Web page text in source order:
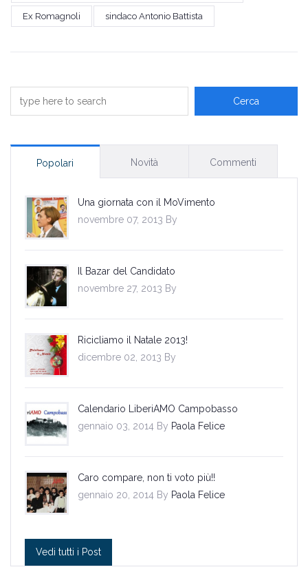
Ex Romagnoli sindaco Antonio Battista
Popolari Novità Commenti
Una giornata con il MoVimento
novembre 07, 2013 By
Il Bazar del Candidato
novembre 27, 2013 By
Ricicliamo il Natale 2013!
dicembre 02, 2013 By
Calendario LiberiAMO Campobasso
gennaio 03, 2014 By Paola Felice
Caro compare, non ti voto più!!
gennaio 20, 2014 By Paola Felice
Vedi tutti i Post